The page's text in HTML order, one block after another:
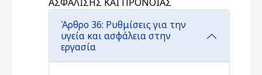
Άρθρο 36: Ρυθμίσεις για την
υγεία και ασφάλεια στην
εργασία